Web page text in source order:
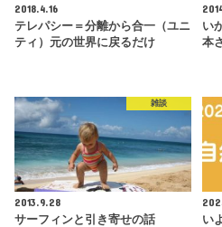
2018.4.16
テレパシー＝分離から合一（ユニ
ティ）元の世界に戻るだけ
い
本
雑談
2013.9.28
サーフィンと引き寄せの話
い